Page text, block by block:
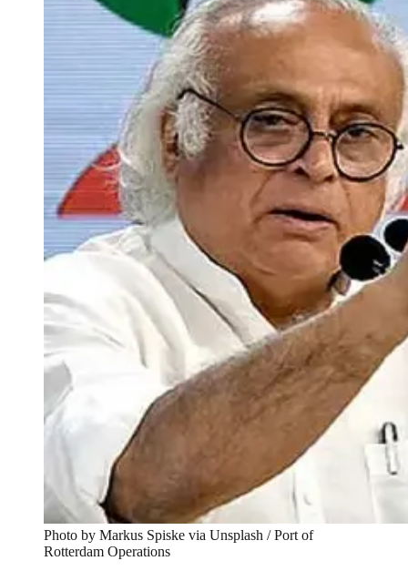
Photo by Markus Spiske via Unsplash / Port of
Rotterdam Operations